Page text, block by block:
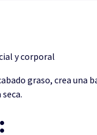
y corporal
graso, crea una